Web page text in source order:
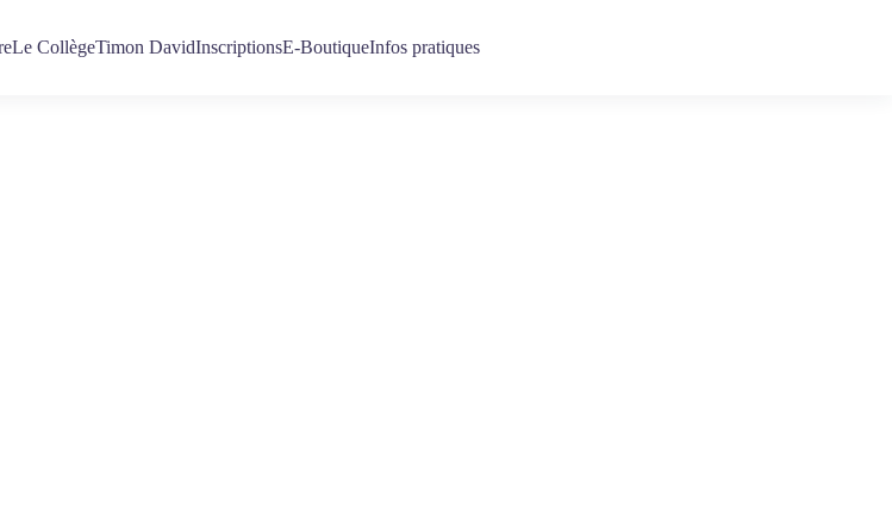
Le CollègeTimon DavidInscriptionsE-BoutiqueInfos pratiques